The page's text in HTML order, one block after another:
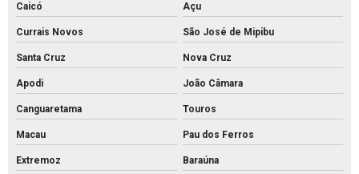
Caicó Açu
Currais Novos São José de Mipibu
Santa Cruz Nova Cruz
Apodi João Câmara
Canguaretama Touros
Macau Pau dos Ferros
Extremoz
Baraúna